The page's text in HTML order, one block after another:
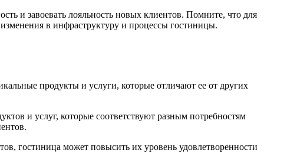
и завоевать лояльность новых клиентов. Помните, что для
в инфраструктуру и процессы гостиницы.
продукты и услуги, которые отличают ее от других
и услуг, которые соответствуют разным потребностям
гостиница может повысить их уровень удовлетворенности